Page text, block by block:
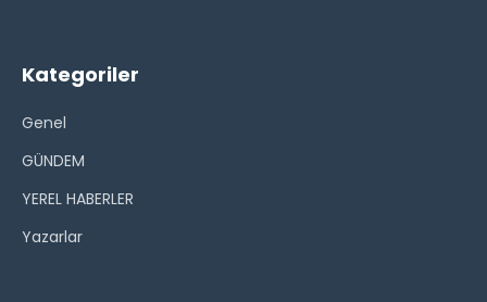
Kategoriler
Genel
GÜNDEM
YEREL HABERLER
Yazarlar